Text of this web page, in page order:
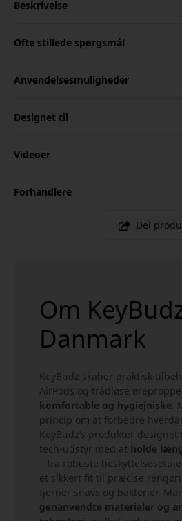
Beskrivelse
Ofte stillede spørgsmål
Anvendelsesmuligheder
Designet til
Videoer
Forhandlere
Del
Om
Danmark
KeyBudz skaber praktisk
AirPods og trådløse
komfortable og hygiejniske.
princip om at forbedre
KeyBudz’s produkter
tech-udstyr med at holde
– fra robuste
et sikkert fit til præcise
fjerner snavs og bakterier.
genanvendte materialer og